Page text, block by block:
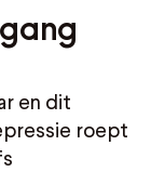
en dit
roept